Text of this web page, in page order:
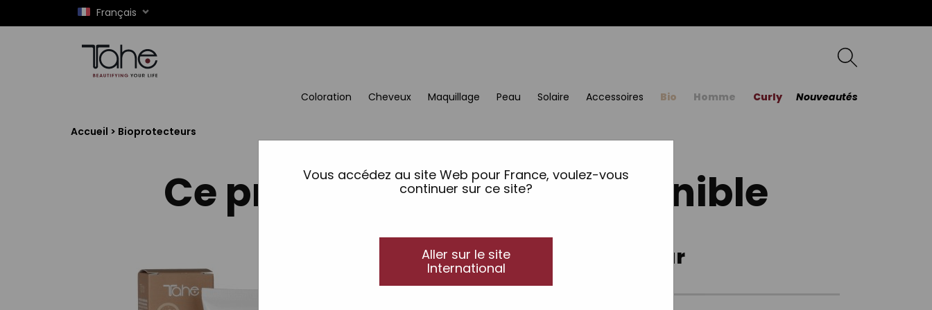
Vous accédez au site Web pour France, voulez-vous
continuer sur ce site?
Aller sur le site
International
Français
Coloration Cheveux Maquillage Peau Solaire Accessoires Bio Homme Curly Nouveautés
Accueil > Bioprotecteurs
Ce produit nest pas disponible
Crème solaire photoprotecteur